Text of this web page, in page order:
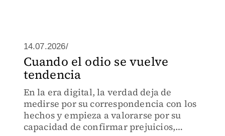
14.07.2026/
Cuando el odio se vuelve
tendencia
En la era digital, la verdad deja de
medirse por su correspondencia con los
hechos y empieza a valorarse por su
capacidad de confirmar prejuicios,